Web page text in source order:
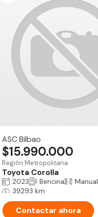
ASC Bilbao
Región Metropolitana
Toyota Corolla
$15.990.000
2023 Bencina
Manual
39293 km
Contactar ahora